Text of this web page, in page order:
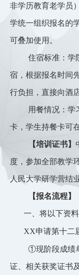
非学历教育老学员
学统一组织报名的
可叠加使用。
住宿标准： 学
宿， 根据报名时间
行负担，直接向酒
用餐情况：学
卡，学生持餐卡可
【培训证书】
度，参加全部教学
人民大学研学营结
【报名流程】
一、将以下资
XX申请第十二
①现阶段成绩
证、相关获奖证书